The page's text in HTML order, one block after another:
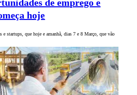
de emprego e
hoje
e startups, que hoje e amanhã, dias 7 e 8 Março, que vão